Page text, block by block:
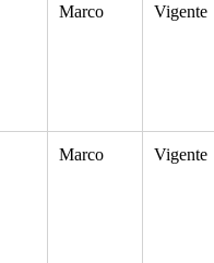
Marco
Vigente
Marco
Vigente